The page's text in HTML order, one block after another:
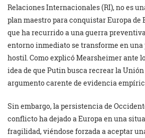
Relaciones Internacionales (RI), no es
plan maestro para conquistar Europa de
que ha recurrido a una guerra
entorno inmediato se transforme en
hostil. Como explicó Mearsheimer ante
idea de que Putin busca recrear la
argumento carente de evidencia
Sin embargo, la persistencia de
conflicto ha dejado a Europa en una
fragilidad, viéndose forzada a aceptar